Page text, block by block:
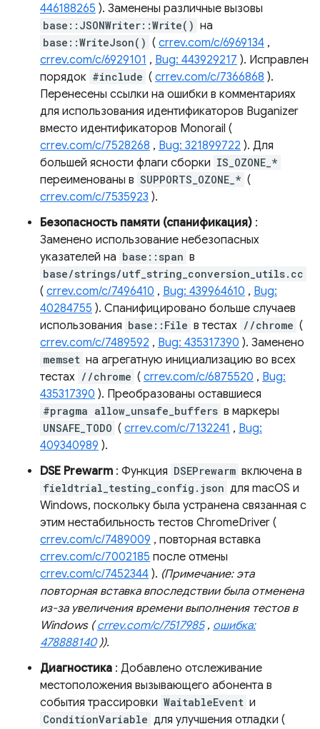
446188265 ). Заменены различные вызовы
base::JSONWriter::Write() на
base::WriteJson() ( crrev.com/c/6969134 ,
crrev.com/c/6929101 , Bug: 443929217 ). Исправлен
порядок #include ( crrev.com/c/7366868 ).
Перенесены ссылки на ошибки в комментариях
для использования идентификаторов Buganizer
вместо идентификаторов Monorail (
crrev.com/c/7528268 , Bug: 321899722 ). Для
большей ясности флаги сборки IS_OZONE_*
переименованы в SUPPORTS_OZONE_* (
crrev.com/c/7535923 ).
Безопасность памяти (спанификация) :
Заменено использование небезопасных
указателей на base::span в
base/strings/utf_string_conversion_utils.cc
( crrev.com/c/7496410 , Bug: 439964610 , Bug:
40284755 ). Спанифицировано больше случаев
использования base::File в тестах //chrome (
crrev.com/c/7489592 , Bug: 435317390 ). Заменено
memset на агрегатную инициализацию во всех
тестах //chrome ( crrev.com/c/6875520 , Bug:
435317390 ). Преобразованы оставшиеся
#pragma allow_unsafe_buffers в маркеры
UNSAFE_TODO ( crrev.com/c/7132241 , Bug:
409340989 ).
DSE Prewarm : Функция DSEPrewarm включена в
fieldtrial_testing_config.json для macOS и
Windows, поскольку была устранена связанная с
этим нестабильность тестов ChromeDriver (
crrev.com/c/7489009 , повторная вставка
crrev.com/c/7002185 после отмены
crrev.com/c/7452344 ). (Примечание: эта
повторная вставка впоследствии была отменена
из-за увеличения времени выполнения тестов в
Windows (crrev.com/c/7517985, ошибка:
478888140)).
Диагностика : Добавлено отслеживание
местоположения вызывающего абонента в
события трассировки WaitableEvent и
ConditionVariable для улучшения отладки (